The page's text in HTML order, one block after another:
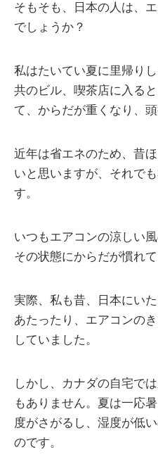
そもそも、日本の人は、
でしょうか？
私はたいてい夏に里帰り
共のビル、喫茶店に入る
て、からだが重くなり、頭
近年は省エネのため、昔
いと思いますが、それで
す。
いつもエアコンの涼しい
その状態にからだが慣れて
実際、私も昔、日本にい
あたったり、エアコンの
していました。
しかし、カナダの自宅で
もありません。夏は一応
度がさがるし、湿度が低
のです。